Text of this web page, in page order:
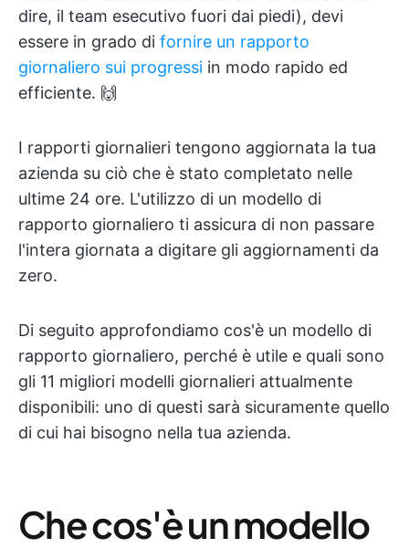
dire, il team esecutivo fuori dai piedi), devi
essere in grado di fornire un rapporto
giornaliero sui progressi in modo rapido ed
efficiente. 🙌
I rapporti giornalieri tengono aggiornata la tua
azienda su ciò che è stato completato nelle
ultime 24 ore. L'utilizzo di un modello di
rapporto giornaliero ti assicura di non passare
l'intera giornata a digitare gli aggiornamenti da
zero.
Di seguito approfondiamo cos'è un modello di
rapporto giornaliero, perché è utile e quali sono
gli 11 migliori modelli giornalieri attualmente
disponibili: uno di questi sarà sicuramente quello
di cui hai bisogno nella tua azienda.
Che cos'è un modello